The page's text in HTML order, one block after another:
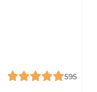
595